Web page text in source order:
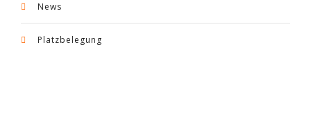
News
Platzbelegung